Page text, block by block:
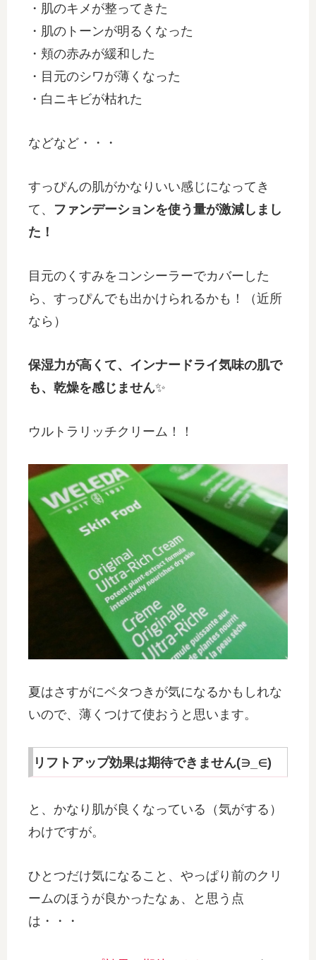
・肌のキメが整ってきた
・肌のトーンが明るくなった
・頬の赤みが緩和した
・目元のシワが薄くなった
・白ニキビが枯れた
などなど・・・
すっぴんの肌がかなりいい感じになってき
て、 ファンデーションを使う量が激減しまし
た！
目元のくすみをコンシーラーでカバーした
ら、すっぴんでも出かけられるかも！（近所
なら）
保湿力が高くて、インナードライ気味の肌で
も、乾燥を感じません✨
ウルトラリッチクリーム！！
夏はさすがにベタつきが気になるかもしれな
いので、薄くつけて使おうと思います。
リフトアップ効果は期待できません(∋_∈)
と、かなり肌が良くなっている（気がする）
わけですが。
ひとつだけ気になること、やっぱり前のクリ
ームのほうが良かったなぁ、と思う点
は・・・